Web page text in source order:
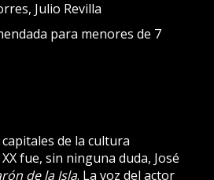
Julio Revilla
para menores de 7
de la cultura
fue, sin ninguna duda, José
de la Isla. La voz del actor